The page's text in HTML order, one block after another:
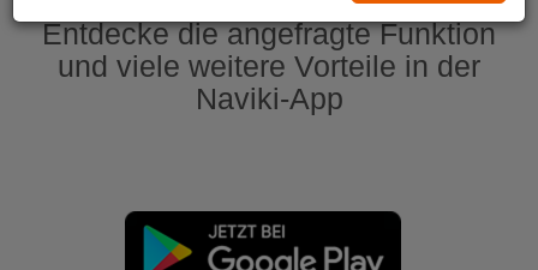
Entdecke die angefragte Funktion
und viele weitere Vorteile in der
Naviki-App